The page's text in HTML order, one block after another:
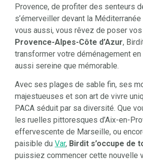
Provence, de profiter des senteurs
s’émerveiller devant la
vous aussi, vous rêvez de poser
Provence-Alpes-Côte d’Azur,
transformer votre déménagement en
aussi sereine que mémorable.
Avec ses plages de sable fin, ses
majestueuses et son art de vivre
PACA séduit par sa diversité. Que
les ruelles pittoresques d’Aix-en-
effervescente de Marseille, ou
paisible du Var, Birdit s’occupe de
puissiez commencer cette nouvelle